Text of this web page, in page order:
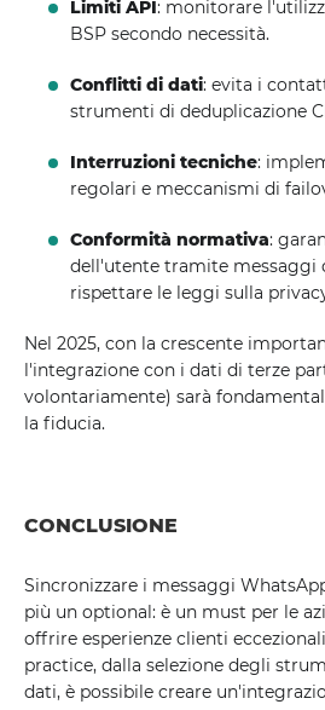
Limiti API: monitorare
BSP secondo necessità.
Conflitti di dati: evita i
strumenti di deduplicazione
Interruzioni tecniche:
regolari e meccanismi di
Conformità normativa:
dell'utente tramite messaggi
rispettare le leggi sulla
Nel 2025, con la crescente
l'integrazione con i dati di terze
volontariamente) sarà
la fiducia.
CONCLUSIONE
Sincronizzare i messaggi
più un optional: è un must per le
offrire esperienze clienti
practice, dalla selezione degli
dati, è possibile creare